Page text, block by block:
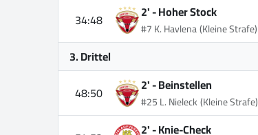
34:48 2' -Hoher Stock
#7 K. Havlena(Kleine Strafe)
3. Drittel
48:50
2' -Beinstellen
#25 L. Nieleck(Kleine Strafe)
2' -Knie-Check